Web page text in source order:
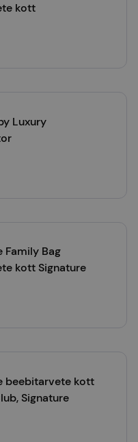
kott
Luxury
Family Bag
kott Signature
beebitarvete kott
Signature